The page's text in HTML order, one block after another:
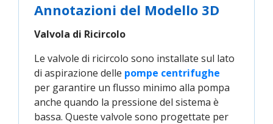
Annotazioni del Modello 3D
Valvola di Ricircolo
Le valvole di ricircolo sono installate sul lato
di aspirazione delle pompe centrifughe
per garantire un flusso minimo alla pompa
anche quando la pressione del sistema è
bassa. Queste valvole sono progettate per